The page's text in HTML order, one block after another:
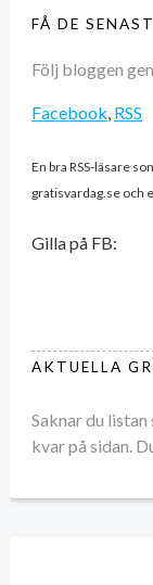
FÅ DE
Följ bloggen
Facebook, RSS
En bra RSS-läsare
gratisvardag.se och
Gilla på FB:
AKTUELLA
Saknar du
kvar på sidan.